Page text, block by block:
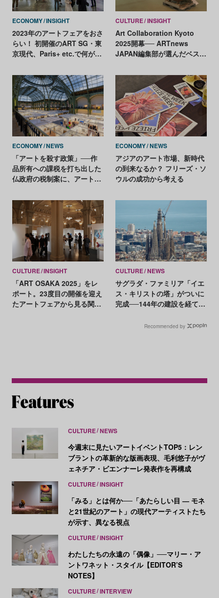
ECONOMY INSIGHT
2023年のアートフェアをおさ
らい！ 初開催のART SG・東
京現代、Paris+ etc.で何が売
CULTURE INSIGHT
Art Collaboration Kyoto
2025開幕── ARTnews
JAPAN編集部が選んだベスト
ECONOMY NEWS
「アートを殺す政策」──作
品所有への課税を打ち出した
仏政府の税制案に、アート界
ECONOMY NEWS
アジアのアート市場、新時代
の到来なるか？ フリーズ・ソ
ウルの成功から考える
CULTURE INSIGHT
「ART OSAKA 2025」をレ
ポート。23度目の開催を迎え
たアートフェアから見る関西
CULTURE NEWS
サグラダ・ファミリア「イエ
ス・キリストの塔」がついに
完成──144年の建設を経て高
Recommended by
CULTURE NEWS
今週末に見たいアートイベントTOP5：レン
ブラントの革新的な版画表現、毛利悠子がヴ
ェネチア・ビエンナーレ発表作を再構成
CULTURE INSIGHT
「みる」とは何か──「あたらしい目 ― モネ
と21世紀のアート」の現代アーティストたち
が示す、異なる視点
CULTURE INSIGHT
わたしたちの永遠の「偶像」──マリー・ア
ントワネット・スタイル【EDITOR’S
NOTES】
CULTURE INTERVIEW